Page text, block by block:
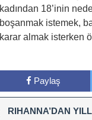
kadından 18’inin
boşanmak istemek,
karar almak isterken
Paylaş
RIHANNA’DAN